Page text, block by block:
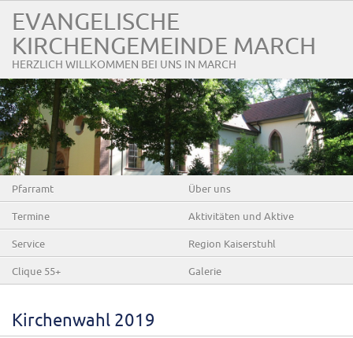
EVANGELISCHE
KIRCHENGEMEINDE MARCH
HERZLICH WILLKOMMEN BEI UNS IN MARCH
Pfarramt Über uns
Termine Aktivitäten und Aktive
Service Region Kaiserstuhl
Clique 55+ Galerie
Kirchenwahl 2019